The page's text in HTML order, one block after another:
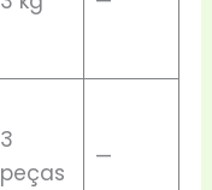
3
peças
—